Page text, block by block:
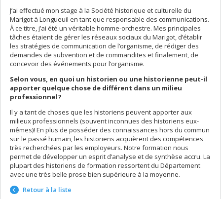
J’ai effectué mon stage à la Société historique et culturelle du
Marigot à Longueuil en tant que responsable des communications.
À ce titre, j’ai été un véritable homme-orchestre. Mes principales
tâches étaient de gérer les réseaux sociaux du Marigot, d’établir
les stratégies de communication de l’organisme, de rédiger des
demandes de subvention et de commandites et finalement, de
concevoir des événements pour l’organisme.
Selon vous, en quoi un historien ou une historienne peut-il
apporter quelque chose de différent dans un milieu
professionnel ?
Il y a tant de choses que les historiens peuvent apporter aux
milieux professionnels (souvent inconnues des historiens eux-
mêmes)! En plus de posséder des connaissances hors du commun
sur le passé humain, les historiens acquièrent des compétences
très recherchées par les employeurs. Notre formation nous
permet de développer un esprit d’analyse et de synthèse accru. La
plupart des historiens de formation ressortent du Département
avec une très belle prose bien supérieure à la moyenne.
Retour à la liste